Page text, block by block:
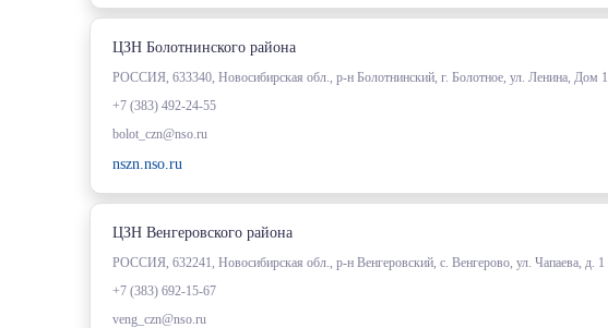
ЦЗН Болотнинского района
РОССИЯ, 633340, Новосибирская обл., р-н Болотнинский, г. Болотное, ул. Ленина, Дом 1
+7 (383) 492-24-55
bolot_czn@nso.ru
nszn.nso.ru
ЦЗН Венгеровского района
РОССИЯ, 632241, Новосибирская обл., р-н Венгеровский, с. Венгерово, ул. Чапаева, д. 1
+7 (383) 692-15-67
veng_czn@nso.ru